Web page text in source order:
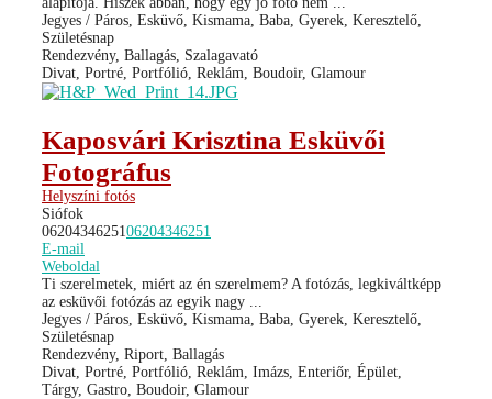
Jegyes / Páros, Esküvő, Kismama, Baba, Gyerek, Keresztelő,
Születésnap
Rendezvény, Ballagás, Szalagavató
Divat, Portré, Portfólió, Reklám, Boudoir, Glamour
Kaposvári Krisztina Esküvői
Fotográfus
Helyszíni fotós
Siófok
06204346251 06204346251
E-mail
Weboldal
Ti szerelmetek, miért az én szerelmem? A fotózás, legkiváltképp
az esküvői fotózás az egyik nagy ...
Jegyes / Páros, Esküvő, Kismama, Baba, Gyerek, Keresztelő,
Születésnap
Rendezvény, Riport, Ballagás
Divat, Portré, Portfólió, Reklám, Imázs, Enteriőr, Épület,
Tárgy, Gastro, Boudoir, Glamour